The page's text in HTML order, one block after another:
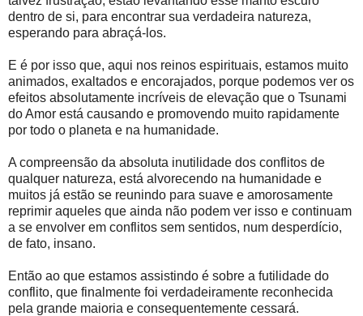
dentro de si, para encontrar sua verdadeira natureza,
esperando para abraçá-los.
E é por isso que, aqui nos reinos espirituais, estamos muito
animados, exaltados e encorajados, porque podemos ver os
efeitos absolutamente incríveis de elevação que o Tsunami
do Amor está causando e promovendo muito rapidamente
por todo o planeta e na humanidade.
A compreensão da absoluta inutilidade dos conflitos de
qualquer natureza, está alvorecendo na humanidade e
muitos já estão se reunindo para suave e amorosamente
reprimir aqueles que ainda não podem ver isso e continuam
a se envolver em conflitos sem sentidos, num desperdício,
de fato, insano.
Então ao que estamos assistindo é sobre a futilidade do
conflito, que finalmente foi verdadeiramente reconhecida
pela grande maioria e consequentemente cessará.